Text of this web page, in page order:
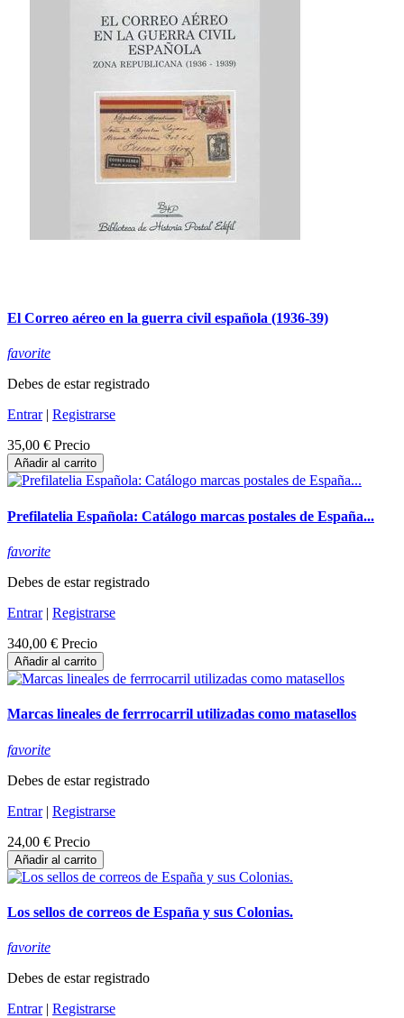
El Correo aéreo en la guerra civil española (1936-39)
favorite
Debes de estar registrado
Entrar| Registrarse
35,00 € Precio
Añadir al carrito
Prefilatelia Española: Catálogo marcas postales de España...
favorite
Debes de estar registrado
Entrar| Registrarse
340,00 € Precio
Añadir al carrito
Marcas lineales de ferrrocarril utilizadas como matasellos
favorite
Debes de estar registrado
Entrar| Registrarse
24,00 € Precio
Añadir al carrito
Los sellos de correos de España y sus Colonias.
favorite
Debes de estar registrado
Entrar| Registrarse